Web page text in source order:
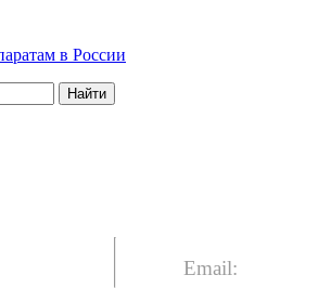
в России
Найти
Email: